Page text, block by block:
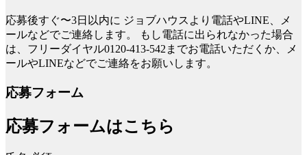
応募後すぐ〜3日以内に ジョブハウスより電話やLINE、メ
ールなどでご連絡します。
もし電話に出られなかった場合
は、フリーダイヤル0120-413-542までお電話いただくか、メ
ールやLINEなどでご連絡をお願いします。
応募フォーム
応募フォームはこちら